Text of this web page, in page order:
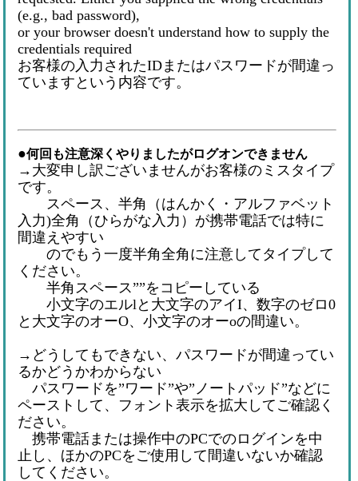
(e.g., bad password),
or your browser doesn't understand how to supply the
credentials required
お客様の入力されたIDまたはパスワードが間違っ
ていますという内容です。
●何回も注意深くやりましたがログオンできません
→大変申し訳ございませんがお客様のミスタイプ
です。
スペース、半角（はんかく・アルファベット
入力)全角（ひらがな入力）が携帯電話では特に
間違えやすい
のでもう一度半角全角に注意してタイプして
ください。
半角スペース””をコピーしている
小文字のエルlと大文字のアイI、数字のゼロ0
と大文字のオーO、小文字のオーoの間違い。
→どうしてもできない、パスワードが間違ってい
るかどうかわからない
パスワードを”ワード”や”ノートパッド”などに
ペーストして、フォント表示を拡大してご確認く
ださい。
携帯電話または操作中のPCでのログインを中
止し、ほかのPCをご使用して間違いないか確認
してください。